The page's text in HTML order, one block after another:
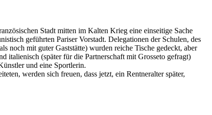
Stadt mitten im Kalten Krieg eine einseitige Sache
geführten Pariser Vorstadt. Delegationen der Schulen, des
noch mit guter Gaststätte) wurden reiche Tische gedeckt, aber
italienisch (später für die Partnerschaft mit Grosseto gefragt)
und eine Sportlerin.
werden sich freuen, dass jetzt, ein Rentneralter später,